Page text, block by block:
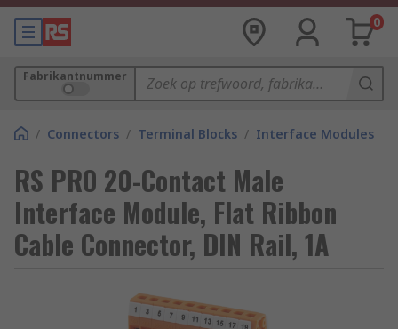
0
Fabrikantnummer
/ Connectors / Terminal Blocks / Interface Modules
RS PRO 20-Contact Male
Interface Module, Flat Ribbon
Cable Connector, DIN Rail, 1A